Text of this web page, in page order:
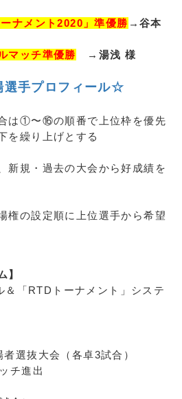
ナメント2020」準優勝 →谷本
マッチ準優勝
→湯浅 様
手プロフィール☆
は①〜⑯の順番で上位枠を優先
を繰り上げとする
新規・過去の大会から好成績を
権の設定順に上位選手から希望
】
＆「RTDトーナメント」システ
選抜大会（各卓3試合）
チ進出